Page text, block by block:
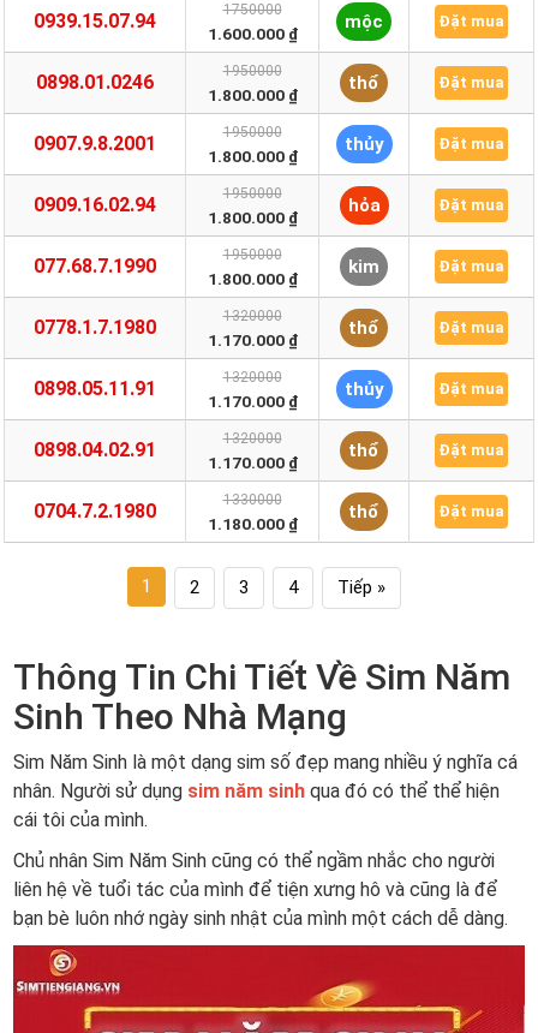
0939.15.07.94 1750000
1.600.000 ₫
mộc Đặt mua
0898.01.0246 1950000
1.800.000 ₫
thổ Đặt mua
0907.9.8.2001 1950000
1.800.000 ₫
thủy Đặt mua
0909.16.02.94 1950000
1.800.000 ₫
hỏa Đặt mua
077.68.7.1990 1950000
1.800.000 ₫
kim Đặt mua
0778.1.7.1980 1320000
1.170.000 ₫
thổ Đặt mua
0898.05.11.91 1320000
1.170.000 ₫
thủy Đặt mua
0898.04.02.91 1320000
1.170.000 ₫
thổ Đặt mua
0704.7.2.1980 1330000
1.180.000 ₫
thổ Đặt mua
1 2 3 4 Tiếp »
Thông Tin Chi Tiết Về Sim Năm
Sinh Theo Nhà Mạng
Sim Năm Sinh là một dạng sim số đẹp mang nhiều ý nghĩa cá
nhân. Người sử dụng sim năm sinh qua đó có thể thể hiện
cái tôi của mình.
Chủ nhân Sim Năm Sinh cũng có thể ngầm nhắc cho người
liên hệ về tuổi tác của mình để tiện xưng hô và cũng là để
bạn bè luôn nhớ ngày sinh nhật của mình một cách dễ dàng.